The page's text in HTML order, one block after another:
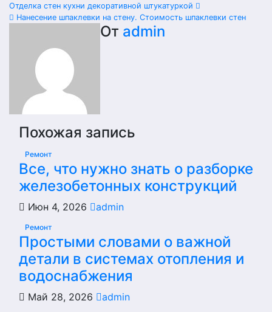
Отделка стен кухни декоративной штукатуркой
Нанесение шпаклевки на стену. Стоимость шпаклевки стен
От admin
Похожая запись
Ремонт
Все, что нужно знать о разборке
железобетонных конструкций
Июн 4, 2026 admin
Ремонт
Простыми словами о важной
детали в системах отопления и
водоснабжения
Май 28, 2026 admin